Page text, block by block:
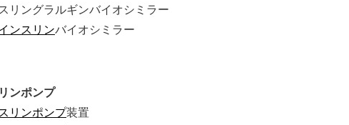
リングラルギンバイオシミラー
ンスリンバイオシミラー
ンポンプ
リンポンプ装置